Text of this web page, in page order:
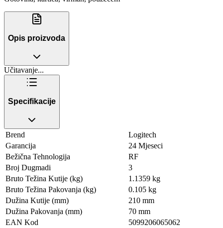
Opis proizvoda
Učitavanje...
Specifikacije
Brend
Logitech
Garancija
24 Mjeseci
Bežična Tehnologija
RF
Broj Dugmadi
3
Bruto Težina Kutije (kg)
1.1359 kg
Bruto Težina Pakovanja (kg)
0.105 kg
Dužina Kutije (mm)
210 mm
Dužina Pakovanja (mm)
70 mm
EAN Kod
5099206065062